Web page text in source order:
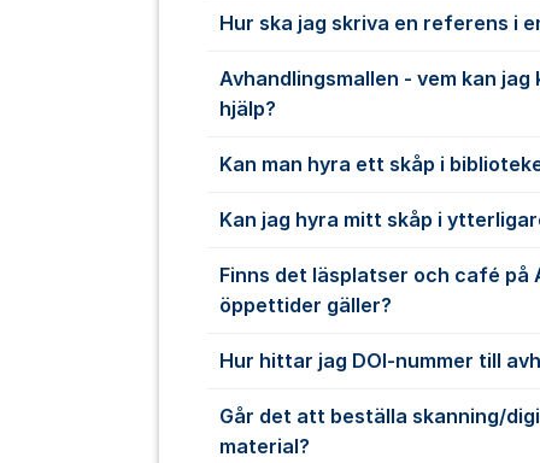
Hur ska jag skriva en referens i
Avhandlingsmallen - vem kan
hjälp?
Kan man hyra ett skåp i
Kan jag hyra mitt skåp i
Finns det läsplatser och café på
öppettider gäller?
Hur hittar jag DOI-nummer till
Går det att beställa skanning/
material?